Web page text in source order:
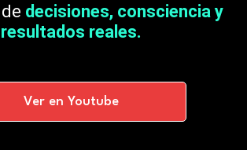
decisiones, consciencia y
resultados reales.
Ver en Youtube